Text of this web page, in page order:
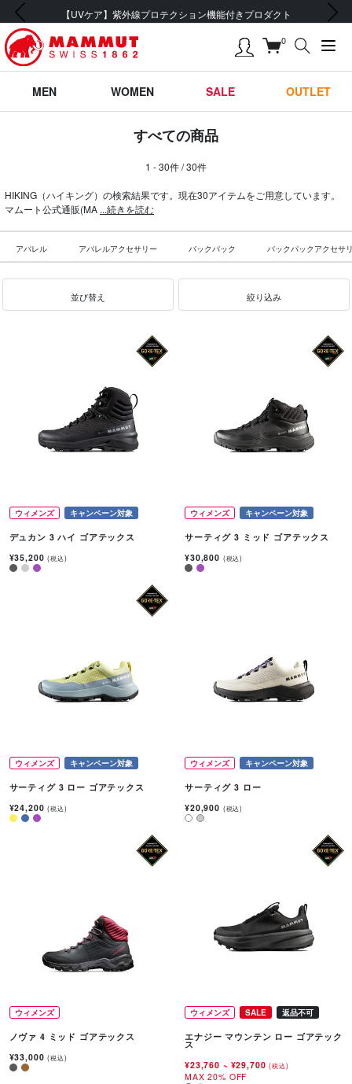
【UVケア】紫外線プロテクション機能付きプロダクト
前の画像 次の画像
0
MEN WOMEN SALE OUTLET
すべての商品
1 - 30件 / 30件
HIKING（ハイキング）の検索結果です。現在30アイテムをご用意しています。
マムート公式通販(MA ...続きを読む
アパレル アパレルアクセサリー バックパック バックパックアクセサ
並び替え 絞り込み
ウィメンズ キャンペーン対象
デュカン 3 ハイ ゴアテックス
¥35,200(税込)
ウィメンズ キャンペーン対象
サーティグ 3 ミッド ゴアテックス
¥30,800 (税込)
ウィメンズ キャンペーン対象
サーティグ 3 ロー ゴアテックス
¥24,200(税込)
ウィメンズ キャンペーン対象
サーティグ 3 ロー
¥20,900 (税込)
ウィメンズ
ノヴァ 4 ミッド ゴアテックス
¥33,000(税込)
ウィメンズ SALE 返品不可
エナジー マウンテン ロー ゴアテック
ス
¥23,760 ~ ¥29,700(税込)
MAX 20% OFF